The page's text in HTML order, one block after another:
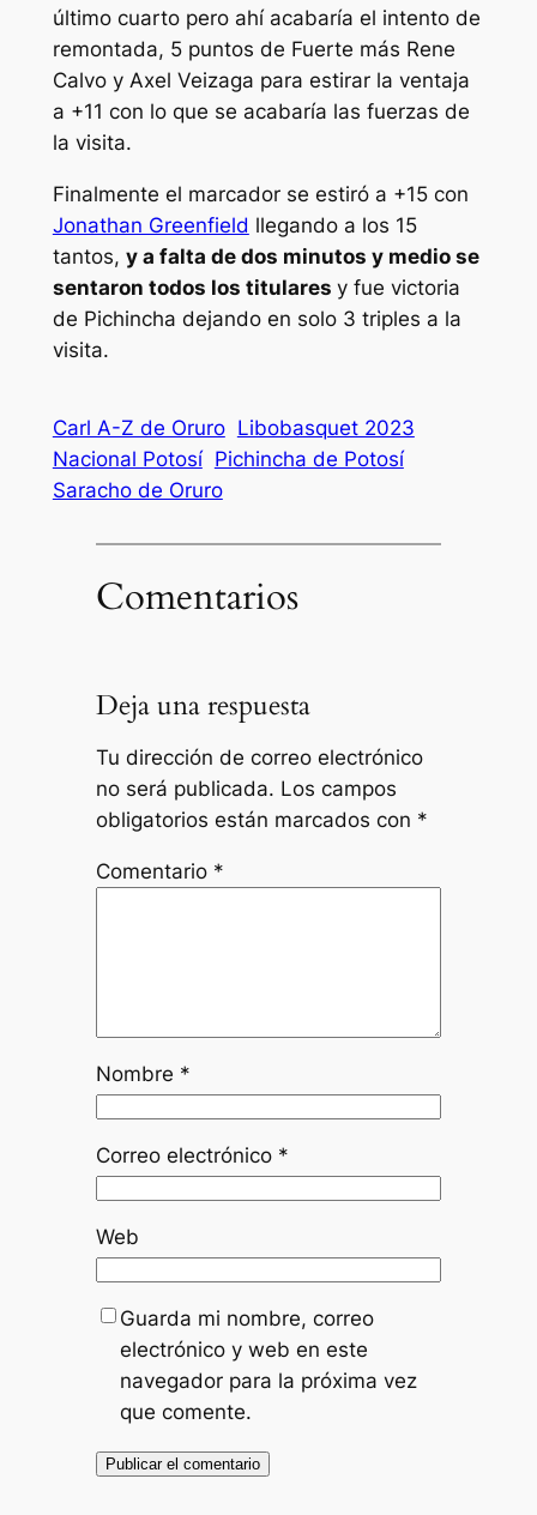
último cuarto pero ahí acabaría el intento de
remontada, 5 puntos de Fuerte más Rene
Calvo y Axel Veizaga para estirar la ventaja
a +11 con lo que se acabaría las fuerzas de
la visita.
Finalmente el marcador se estiró a +15 con
Jonathan Greenfield llegando a los 15
tantos, y a falta de dos minutos y medio se
sentaron todos los titulares y fue victoria
de Pichincha dejando en solo 3 triples a la
visita.
Carl A-Z de Oruro Libobasquet 2023
Nacional Potosí Pichincha de Potosí
Saracho de Oruro
Comentarios
Deja una respuesta
Tu dirección de correo electrónico
no será publicada. Los campos
obligatorios están marcados con *
Comentario *
Nombre *
Correo electrónico *
Web
Guarda mi nombre, correo
electrónico y web en este
navegador para la próxima vez
que comente.